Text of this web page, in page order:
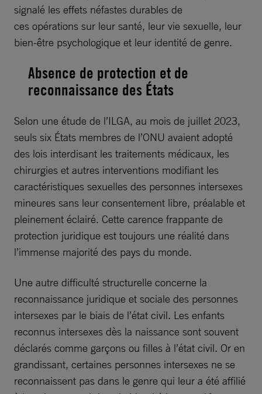
signalé les effets néfastes durables de
ces opérations sur leur santé, leur vie sexuelle, leur
bien-être psychologique et leur identité de genre.
Absence de protection et de
reconnaissance des États
Selon une étude de l’ILGA, au mois de juillet 2023,
seuls six États membres de l’ONU avaient adopté
des lois interdisant les traitements médicaux, les
chirurgies et autres interventions modifiant les
caractéristiques sexuelles des personnes intersexes
mineures sans leur consentement libre, préalable et
pleinement éclairé. Cette carence frappante de
protection juridique est toujours une réalité dans
l’immense majorité des pays du monde.
Une autre difficulté structurelle concerne la
reconnaissance juridique et sociale des personnes
intersexes par le biais de l’état civil. Les enfants
reconnus intersexes dès la naissance sont souvent
déclarés comme garçons ou filles à l’état civil. Or en
grandissant, certaines personnes intersexes ne se
reconnaissent pas dans le genre qui leur a été affilié